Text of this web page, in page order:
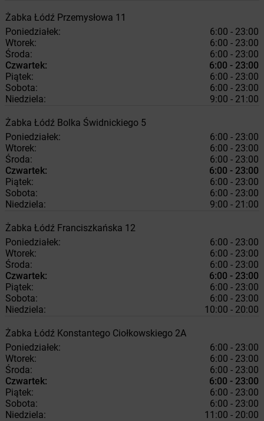
Żabka Łódź Przemysłowa 11
Poniedziałek:
6:00 - 23:00
Wtorek:
6:00 - 23:00
Środa:
6:00 - 23:00
Czwartek:
6:00 - 23:00
Piątek:
6:00 - 23:00
Sobota:
6:00 - 23:00
Niedziela:
9:00 - 21:00
Żabka Łódź Bolka Świdnickiego 5
Poniedziałek:
6:00 - 23:00
Wtorek:
6:00 - 23:00
Środa:
6:00 - 23:00
Czwartek:
6:00 - 23:00
Piątek:
6:00 - 23:00
Sobota:
6:00 - 23:00
Niedziela:
9:00 - 21:00
Żabka Łódź Franciszkańska 12
Poniedziałek:
6:00 - 23:00
Wtorek:
6:00 - 23:00
Środa:
6:00 - 23:00
Czwartek:
6:00 - 23:00
Piątek:
6:00 - 23:00
Sobota:
6:00 - 23:00
Niedziela:
10:00 - 20:00
Żabka Łódź Konstantego Ciołkowskiego 2A
Poniedziałek:
6:00 - 23:00
Wtorek:
6:00 - 23:00
Środa:
6:00 - 23:00
Czwartek:
6:00 - 23:00
Piątek:
6:00 - 23:00
Sobota:
6:00 - 23:00
Niedziela:
11:00 - 20:00